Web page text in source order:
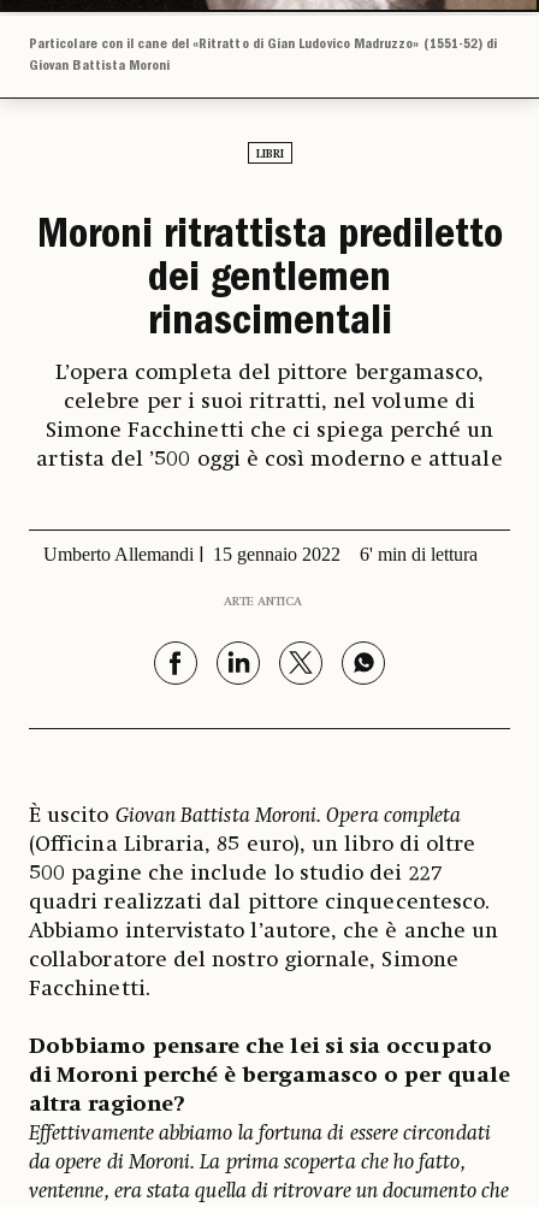
Particolare con il cane del «Ritratto di Gian Ludovico Madruzzo» (1551-52) di
Giovan Battista Moroni
LIBRI
Moroni ritrattista prediletto
dei gentlemen
rinascimentali
L’opera completa del pittore bergamasco,
celebre per i suoi ritratti, nel volume di
Simone Facchinetti che ci spiega perché un
artista del ’500 oggi è così moderno e attuale
Umberto Allemandi 15 gennaio 2022 6' min di lettura
ARTE ANTICA
È uscito Giovan Battista Moroni. Opera completa
(Officina Libraria, 85 euro), un libro di oltre
500 pagine che include lo studio dei 227
quadri realizzati dal pittore cinquecentesco.
Abbiamo intervistato l’autore, che è anche un
collaboratore del nostro giornale, Simone
Facchinetti.
Dobbiamo pensare che lei si sia occupato
di Moroni perché è bergamasco o per quale
altra ragione?
Effettivamente abbiamo la fortuna di essere circondati
da opere di Moroni. La prima scoperta che ho fatto,
ventenne, era stata quella di ritrovare un documento che